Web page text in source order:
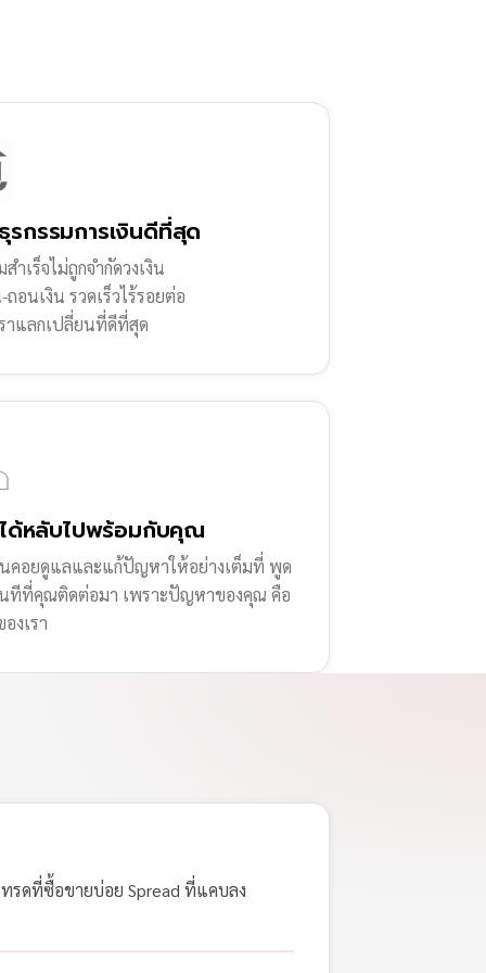
กรรมการเงินดีที่สุด
ำเร็จไม่ถูกจำกัดวงเงิน
ถอนเงิน รวดเร็วไร้รอยต่อ
าแลกเปลี่ยนที่ดีที่สุด
ได้หลับไปพร้อมกับคุณ
คอยดูแลและแก้ปัญหาให้อย่างเต็มที่ พูด
ทีที่คุณติดต่อมา เพราะปัญหาของคุณ คือ
งเรา
รดที่ซื้อขายบ่อย Spread ที่แคบลง